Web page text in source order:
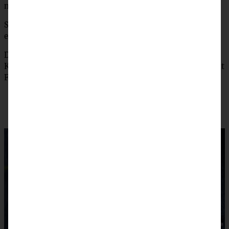
nochmals nach Eurem Geschmack abschmecken.
Servieren mit ein paar zurück behaltenen Kichererbsen,
etwas Olivenöl und ein paar Avocado-Würfeln.
Dazu passen hervorragen Möhrensticks oder
Kohlrabisticks. Natürlich schmeckt der Hummus auch mit
Fladenbrot oder ein paar Kräckern ganz wunderbar.